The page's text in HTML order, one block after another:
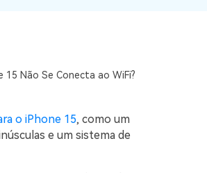
15 Não Se Conecta ao WiFi?
o iPhone 15, como um
e um sistema de